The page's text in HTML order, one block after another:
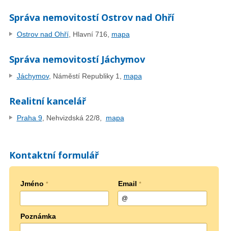
Správa nemovitostí Ostrov nad Ohří
Ostrov nad Ohří, Hlavní 716, mapa
Správa nemovitostí Jáchymov
Jáchymov, Náměstí Republiky 1, mapa
Realitní kancelář
Praha 9, Nehvizdská 22/8, mapa
Kontaktní formulář
Jméno * Email *
Poznámka